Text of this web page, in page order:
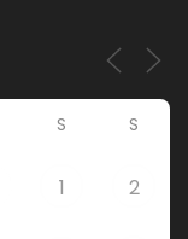
S S
1 2